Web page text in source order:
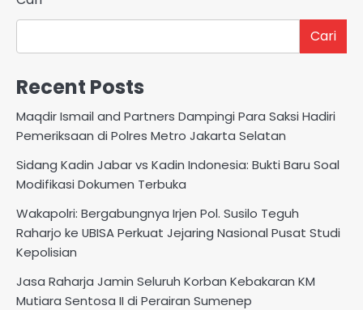
Cari
Recent Posts
Maqdir Ismail and Partners Dampingi Para Saksi Hadiri
Pemeriksaan di Polres Metro Jakarta Selatan
Sidang Kadin Jabar vs Kadin Indonesia: Bukti Baru Soal
Modifikasi Dokumen Terbuka
Wakapolri: Bergabungnya Irjen Pol. Susilo Teguh
Raharjo ke UBISA Perkuat Jejaring Nasional Pusat Studi
Kepolisian
Jasa Raharja Jamin Seluruh Korban Kebakaran KM
Mutiara Sentosa II di Perairan Sumenep